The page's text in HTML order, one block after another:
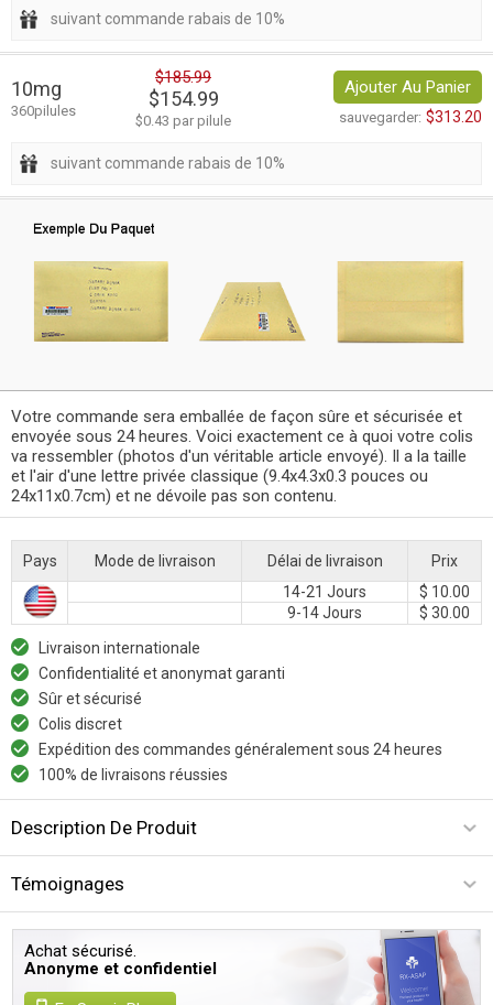
suivant commande rabais de 10%
10mg
360pilules
$185.99
$154.99
$0.43 par pilule
Ajouter Au Panier
sauvegarder: $313.20
suivant commande rabais de 10%
Votre commande sera emballée de façon sûre et sécurisée et
envoyée sous 24 heures. Voici exactement ce à quoi votre colis
va ressembler (photos d'un véritable article envoyé). Il a la taille
et l'air d'une lettre privée classique (9.4x4.3x0.3 pouces ou
24x11x0.7cm) et ne dévoile pas son contenu.
Pays Mode de livraison Délai de livraison
Prix
14-21 Jours
$ 10.00
9-14 Jours
$ 30.00
Livraison internationale
Confidentialité et anonymat garanti
Sûr et sécurisé
Colis discret
Expédition des commandes généralement sous 24 heures
100% de livraisons réussies
Description De Produit
Témoignages
Achat sécurisé.
Anonyme et confidentiel